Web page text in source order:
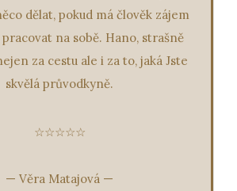
dělat, pokud má člověk zájem
na sobě. Hano, strašně
za cestu ale i za to, jaká Jste
skvělá průvodkyně.
☆☆☆☆☆
— Věra Matajová —